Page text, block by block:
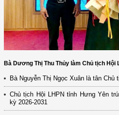
Bà Dương Thị Thu Thủy làm Chủ tịch Hội
Bà Nguyễn Thị Ngọc Xuân là tân Chủ
Chủ tịch Hội LHPN tỉnh Hưng Yên
kỳ 2026-2031